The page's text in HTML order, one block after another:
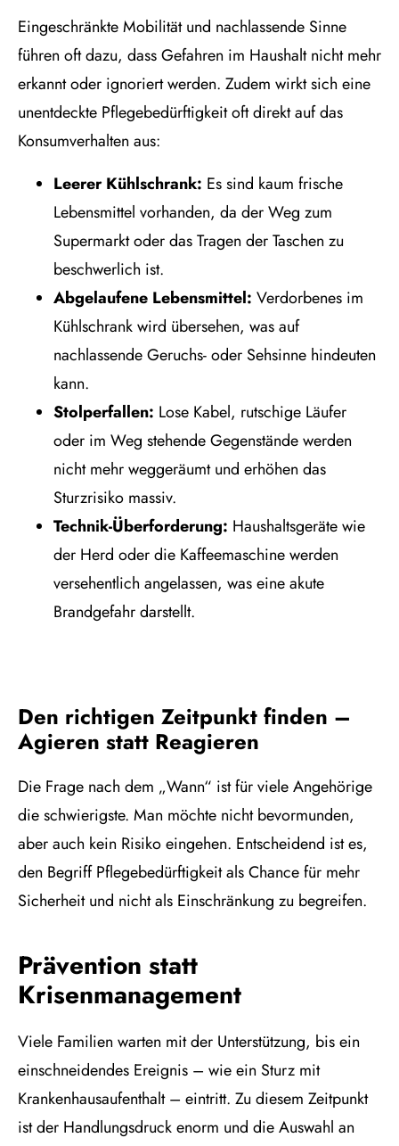
Eingeschränkte Mobilität und nachlassende Sinne
führen oft dazu, dass Gefahren im Haushalt nicht mehr
erkannt oder ignoriert werden. Zudem wirkt sich eine
unentdeckte Pflegebedürftigkeit oft direkt auf das
Konsumverhalten aus:
Leerer Kühlschrank: Es sind kaum frische
Lebensmittel vorhanden, da der Weg zum
Supermarkt oder das Tragen der Taschen zu
beschwerlich ist.
Abgelaufene Lebensmittel: Verdorbenes im
Kühlschrank wird übersehen, was auf
nachlassende Geruchs- oder Sehsinne hindeuten
kann.
Stolperfallen: Lose Kabel, rutschige Läufer
oder im Weg stehende Gegenstände werden
nicht mehr weggeräumt und erhöhen das
Sturzrisiko massiv.
Technik-Überforderung: Haushaltsgeräte wie
der Herd oder die Kaffeemaschine werden
versehentlich angelassen, was eine akute
Brandgefahr darstellt.
Den richtigen Zeitpunkt finden –
Agieren statt Reagieren
Die Frage nach dem „Wann“ ist für viele Angehörige
die schwierigste. Man möchte nicht bevormunden,
aber auch kein Risiko eingehen. Entscheidend ist es,
den Begriff Pflegebedürftigkeit als Chance für mehr
Sicherheit und nicht als Einschränkung zu begreifen.
Prävention statt
Krisenmanagement
Viele Familien warten mit der Unterstützung, bis ein
einschneidendes Ereignis – wie ein Sturz mit
Krankenhausaufenthalt – eintritt. Zu diesem Zeitpunkt
ist der Handlungsdruck enorm und die Auswahl an